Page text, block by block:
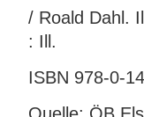
/ Roald Dahl.
: Ill.
ISBN 978-0-